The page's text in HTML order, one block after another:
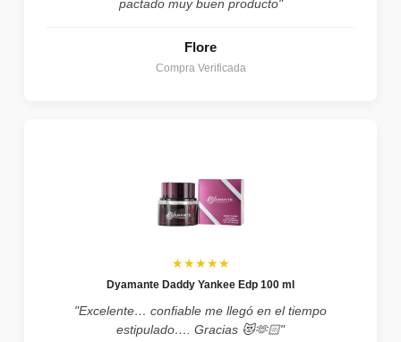
pactado muy buen producto"
Flore
Compra Verificada
★★★★★
Dyamante Daddy Yankee Edp 100 ml
"Excelente… confiable me llegó en el tiempo
estipulado…. Gracias 😻🫶🏻"